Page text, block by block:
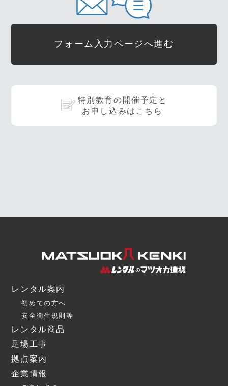
フォーム入力ページへ進む
特別教育の開催予定と
お申し込みはこちら
レンタル案内
初めての方へ
安全衛生規則等
レンタル商品
足場工事
拠点案内
企業情報